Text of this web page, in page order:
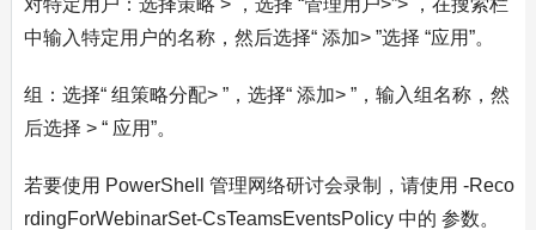
对特定用户：选择策略 > ，选择 “管理用户>”> ，在搜索栏
中输入特定用户的名称，然后选择“ 添加> ”选择 “应用”。
组：选择“ 组策略分配> ”，选择“ 添加> ”，输入组名称，然
后选择 > “ 应用”。
若要使用 PowerShell 管理网络研讨会录制，请使用 -Reco
rdingForWebinarSet-CsTeamsEventsPolicy 中的 参数。